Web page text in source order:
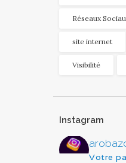
Réseaux
site internet
Visibilité
Instagram
Votre